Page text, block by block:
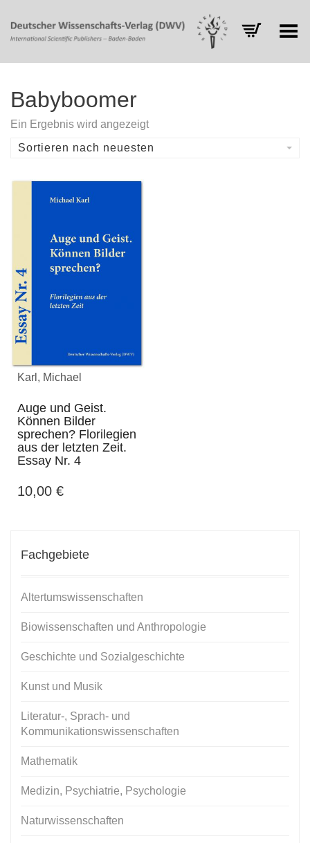
Toggle Menu
Babyboomer
Ein Ergebnis wird angezeigt
Sortieren nach neuesten
Karl, Michael
Auge und Geist.
Können Bilder
sprechen? Florilegien
aus der letzten Zeit.
Essay Nr. 4
10,00 €
Fachgebiete
Altertumswissenschaften
Biowissenschaften und Anthropologie
Geschichte und Sozialgeschichte
Kunst und Musik
Literatur-, Sprach- und
Kommunikationswissenschaften
Mathematik
Medizin, Psychiatrie, Psychologie
Naturwissenschaften